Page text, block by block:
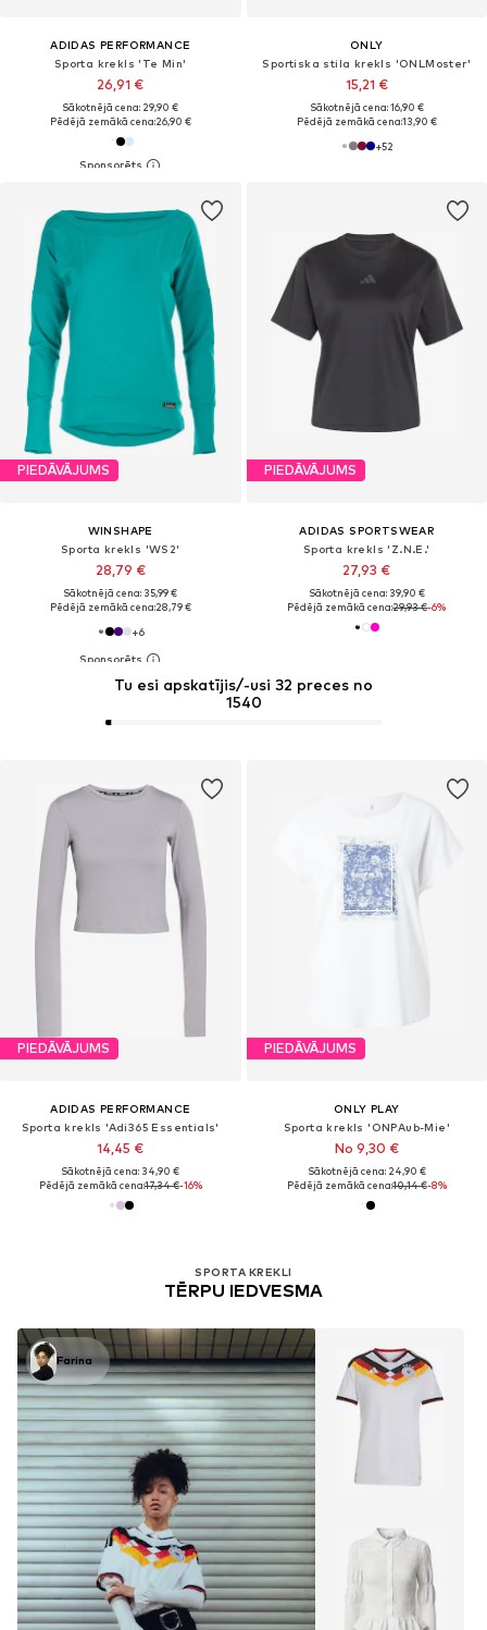
ADIDAS PERFORMANCE
Sporta krekls 'Te Min'
26,91 €
Sākotnējā cena: 29,90 €
Pēdējā zemākā cena:26,90 €
ONLY
Sportiska stila krekls 'ONLMoster'
15,21 €
Sākotnējā cena: 16,90 €
Pēdējā zemākā cena:13,90 €
+52
PIEDĀVĀJUMS
WINSHAPE
Sporta krekls 'WS2'
28,79 €
Sākotnējā cena: 35,99 €
Pēdējā zemākā cena:28,79 €
+6
PIEDĀVĀJUMS
ADIDAS SPORTSWEAR
Sporta krekls 'Z.N.E.'
27,93 €
Sākotnējā cena: 39,90 €
Pēdējā zemākā cena:29,93 €-6%
PIEDĀVĀJUMS
ADIDAS PERFORMANCE
Sporta krekls 'Adi365 Essentials'
14,45 €
Sākotnējā cena: 34,90 €
Pēdējā zemākā cena:17,34 €-16%
Tu esi apskatījis/-usi 32 preces no
1540
PIEDĀVĀJUMS
ONLY PLAY
Sporta krekls 'ONPAub-Mie'
No 9,30 €
Sākotnējā cena: 24,90 €
Pēdējā zemākā cena:10,14 €-8%
SPORTA KREKLI
TĒRPU IEDVESMA
Farina